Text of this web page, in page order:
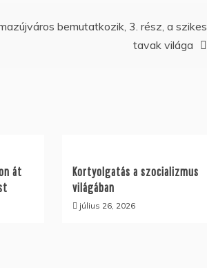
bemutatkozik, 3. rész, a szikes
tavak világa
át
Kortyolgatás a szocializmus
világában
július 26, 2026